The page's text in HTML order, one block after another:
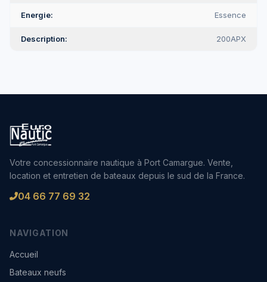
Energie Essence
Description 200APX
Votre concessionnaire nautique à Port Camargue. Vente,
location et entretien de bateaux depuis le sud de la France.
04 66 77 69 32
NAVIGATION
Accueil
Bateaux neufs